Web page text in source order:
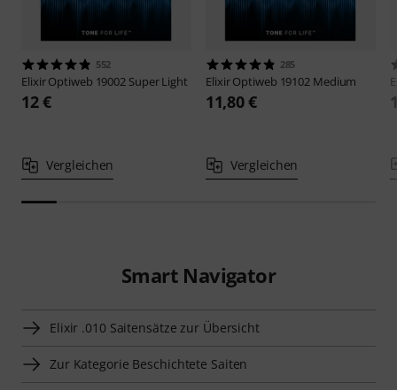
552
ElixirOptiweb 19002 Super Light
12 €
Vergleichen
285
ElixirOptiweb 19102 Medium
11,80 €
Vergleichen
Smart Navigator
Elixir .010 Saitensätze zur Übersicht
Zur Kategorie Beschichtete Saiten